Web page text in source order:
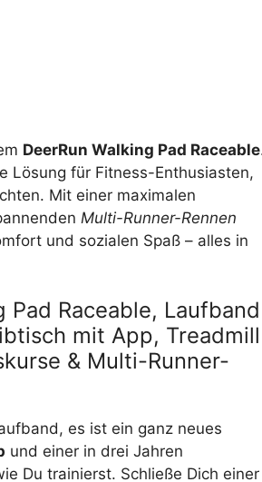
DeerRun Walking Pad Raceable
Lösung für Fitness-Enthusiasten,
Mit einer maximalen
Multi-Runner-Rennen
und sozialen Spaß – alles in
Raceable, Laufband
mit App, Treadmill
& Multi-Runner-
es ist ein ganz neues
und einer in drei Jahren
Du trainierst. Schließe Dich einer